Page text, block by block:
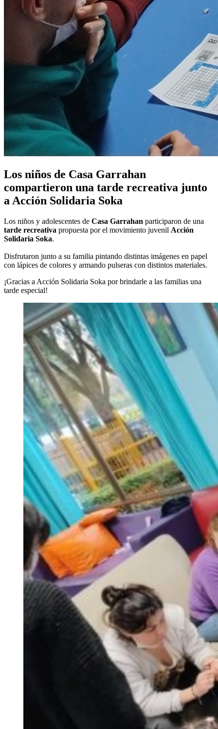
Los niños de Casa Garrahan
compartieron una tarde recreativa junto
a Acción Solidaria Soka
Los niños y adolescentes de Casa Garrahan participaron de una
tarde recreativa propuesta por el movimiento juvenil Acción
Solidaria Soka.
Disfrutaron junto a su familia pintando distintas imágenes en papel
con lápices de colores y armando pulseras con distintos materiales.
¡Gracias a Acción Solidaria Soka por brindarle a las familias una
tarde especial!